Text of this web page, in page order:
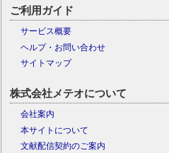
ご利用ガイド
サービス概要
ヘルプ・お問い合わせ
サイトマップ
株式会社メテオについて
会社案内
本サイトについて
文献配信契約のご案内